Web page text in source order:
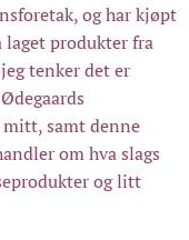
og har kjøpt
laget produkter fra
tenker det er
samt denne
om hva slags
og litt